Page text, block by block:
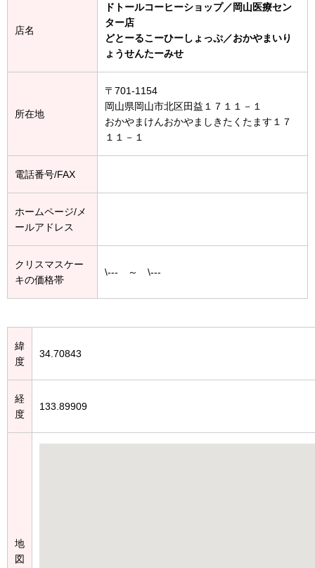
店名
ドトールコーヒーショップ／岡山医療セン
ター店
どとーるこーひーしょっぷ／おかやまいり
ょうせんたーみせ
所在地
〒701-1154
岡山県岡山市北区田益１７１１－１
おかやまけんおかやましきたくたます１７
１１－１
電話番号/FAX
ホームページ/メ
ールアドレス
クリスマスケー
キの価格帯
\--- ～ \---
緯
度
34.70843
経
度
133.89909
地
図